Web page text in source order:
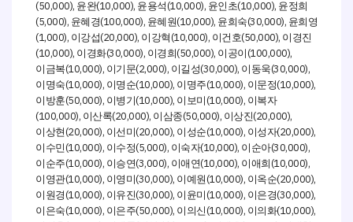
(50,000), 윤완(10,000), 윤용석 (10,000), 윤인초(10,000), 윤정희
(5,000), 윤혜경(100,000), 윤혜원(10,000), 윤희숙(30,000), 윤희영
(1,000), 이강섭(20,000), 이강혁 (10,000), 이건호(50,000), 이경진
(10,000), 이경화(30,000), 이경희 (50,000), 이공이 (100,000),
이금복(10,000), 이기문(2,000), 이길성(30,000), 이동욱(30,000),
이명숙(10,000), 이명순(10,000), 이명주(10,000), 이문정(10,000),
이방훈(50,000), 이병기 (10,000), 이보미 (10,000), 이복자
(100,000), 이산록(20,000), 이삼종(50,000), 이상진(20,000),
이상현 (20,000), 이선미 (20,000), 이성순(10,000), 이성자(20,000),
이수민 (10,000), 이수정(5,000), 이숙자(10,000), 이순아(30,000),
이순주(10,000), 이승연(3,000), 이애연(10,000), 이애희 (10,000),
이영관(10,000), 이영미 (30,000), 이예원 (10,000), 이옥순(20,000),
이원경 (10,000), 이유진(30,000), 이윤미 (10,000), 이은경(30,000),
이은숙(10,000), 이은주(50,000), 이의신 (10,000), 이의화(10,000),